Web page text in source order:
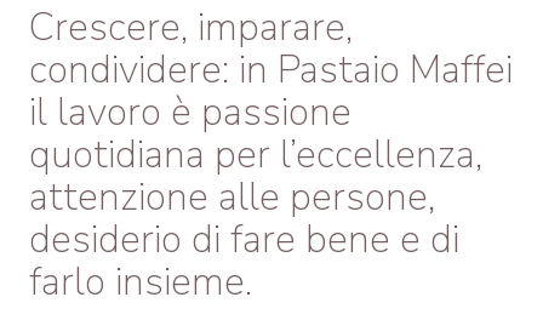
Crescere, imparare,
condividere: in Pastaio Maffei
il lavoro è passione
quotidiana per l’eccellenza,
attenzione alle persone,
desiderio di fare bene e di
farlo insieme.